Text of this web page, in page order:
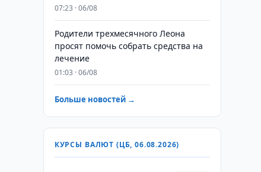
07:23 · 06/08
Родители трехмесячного Леона
просят помочь собрать средства на
лечение
01:03 · 06/08
Больше новостей →
КУРСЫ ВАЛЮТ (ЦБ, 06.08.2026)